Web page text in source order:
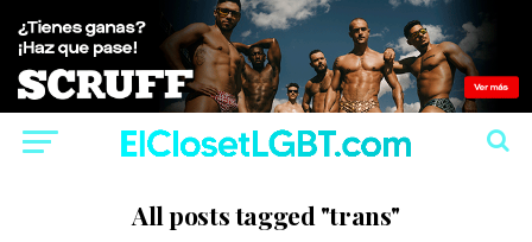
All posts tagged "trans"